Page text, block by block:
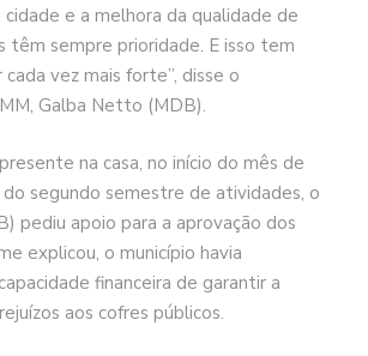
e a melhora da qualidade de
têm sempre prioridade. E isso tem
vez mais forte”, disse o
Galba Netto (MDB).
na casa, no início do mês de
segundo semestre de atividades, o
pediu apoio para a aprovação dos
explicou, o município havia
financeira de garantir a
aos cofres públicos.